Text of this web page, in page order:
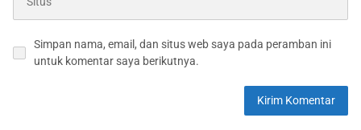
Simpan nama, email, dan situs web saya pada peramban ini
untuk komentar saya berikutnya.